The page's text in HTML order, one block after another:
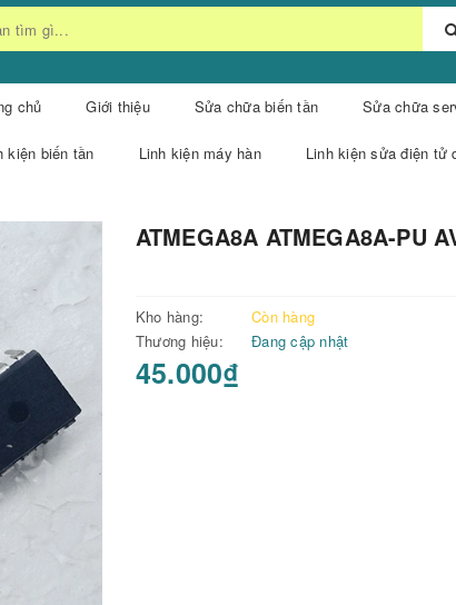
chủ Giới thiệu Sửa chữa biến tần Sửa chữa
kiện biến tần Linh kiện máy hàn Linh kiện sửa điện tử
ATMEGA8A ATMEGA8A-PU
Kho hàng:
Còn hàng
Thương hiệu:
Đang cập nhật
45.000₫